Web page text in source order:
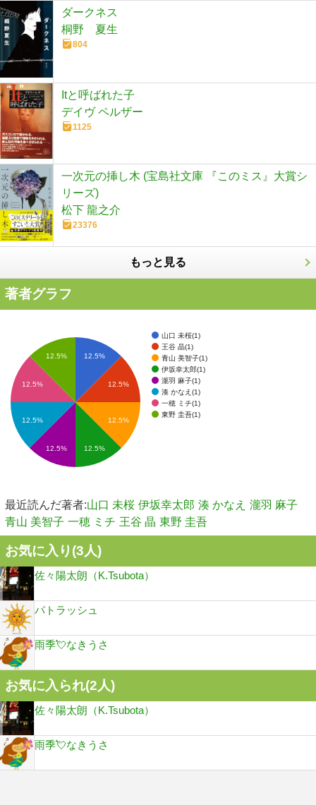
ダークネス
桐野 夏生
804
Itと呼ばれた子
デイヴ ペルザー
1125
一次元の挿し木 (宝島社文庫 『このミス』大賞シ
リーズ)
松下 龍之介
23376
もっと見る
著者グラフ
山口 未桜(1)
王谷 晶(1)
青山 美智子(1)
伊坂幸太郎(1)
瀧羽 麻子(1)
湊 かなえ(1)
一穂 ミチ(1)
東野 圭吾(1)
12.5%
12.5%
12.5%
12.5%
12.5%
12.5%
12.5% 12.5%
最近読んだ著者:山口 未桜 伊坂幸太郎 湊 かなえ 瀧羽 麻子
青山 美智子 一穂 ミチ 王谷 晶 東野 圭吾
お気に入り(3人)
佐々陽太朗（K.Tsubota）
パトラッシュ
雨季💘なきうさ
お気に入られ(2人)
佐々陽太朗（K.Tsubota）
雨季💘なきうさ